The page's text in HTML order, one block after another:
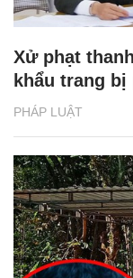
PHÁP LUẬT
Xử phạt
khẩu trang